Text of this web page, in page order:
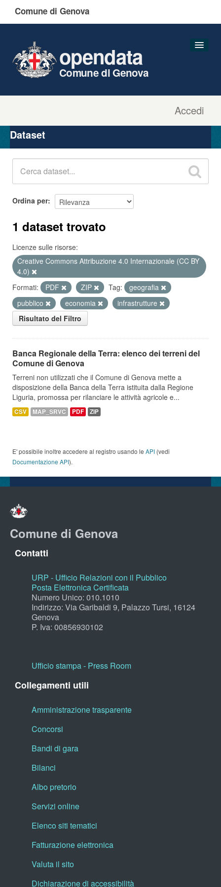
Comune di Genova
Accedi
opendata
Comune di Genova
Organizzazioni
Gruppi
Dataset
Ordina per
1 dataset trovato
Licenze sulle risorse:
Creative Commons Attribuzione 4.0 Internazionale (CC BY
4.0)
Formati:
PDF ZIP Tag:
geografia
pubblico
economia
infrastrutture
Risultato del Filtro
Banca Regionale della Terra: elenco dei terreni del
Comune di Genova
Terreni non utilizzati che il Comune di Genova mette a
disposizione della Banca della Terra istituita dalla Regione
Liguria, promossa per rilanciare le attività agricole e...
CSV MAP_SRVC PDF ZIP
E' possibile inoltre accedere al registro usando le API (vedi
Documentazione API).
Comune di Genova
Contatti
URP - Ufficio Relazioni con il Pubblico
Posta Elettronica Certificata
Numero Unico: 010.1010
Indirizzo: Via Garibaldi 9, Palazzo Tursi, 16124
Genova
P. Iva: 00856930102
Ufficio stampa - Press Room
Collegamenti utili
Amministrazione trasparente
Concorsi
Bandi di gara
Bilanci
Albo pretorio
Servizi online
Elenco siti tematici
Fatturazione elettronica
Valuta il sito
Dichiarazione di accessibilità